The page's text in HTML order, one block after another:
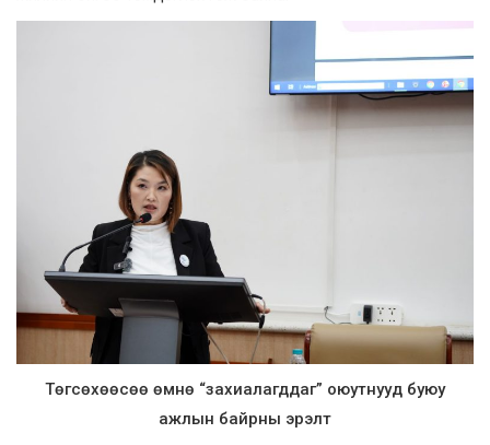
Төгсөхөөсөө өмнө “захиалагддаг” оюутнууд буюу
ажлын байрны эрэлт